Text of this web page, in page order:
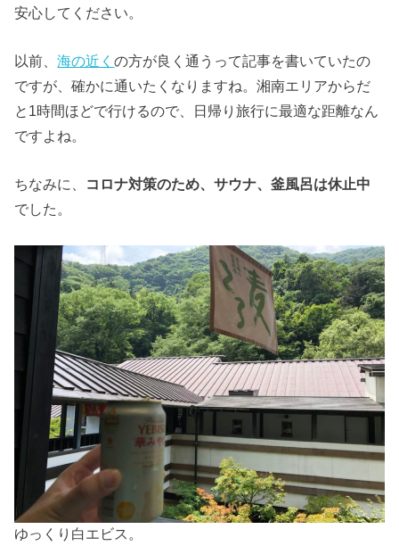
安心してください。
以前、海の近くの方が良く通うって記事を書いていたの
ですが、確かに通いたくなりますね。湘南エリアからだ
と1時間ほどで行けるので、日帰り旅行に最適な距離なん
ですよね。
ちなみに、 コロナ対策のため、サウナ、釜風呂は休止中
でした。
ゆっくり白エビス。